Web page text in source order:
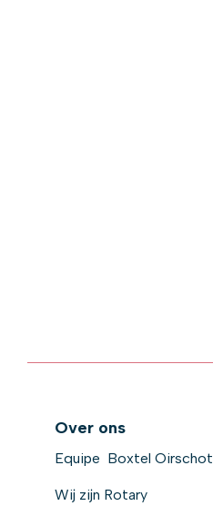
Over ons
Equipe Boxtel Oirschot
Wij zijn Rotary